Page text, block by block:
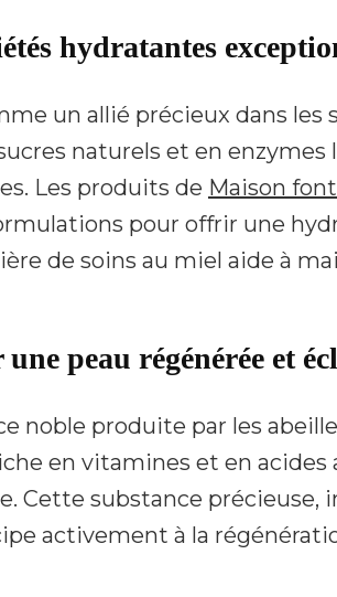
hydratantes
un allié précieux dans les
naturels et en enzymes
Les produits de Maison
pour offrir une
de soins au miel aide à
peau régénérée et
noble produite par les
en vitamines et en
Cette substance précieuse,
activement à la